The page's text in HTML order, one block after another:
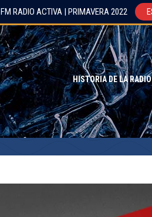
HISTORIA DE LA RADIO
FM RADIO ACTIVA | PRIMAVERA 2022